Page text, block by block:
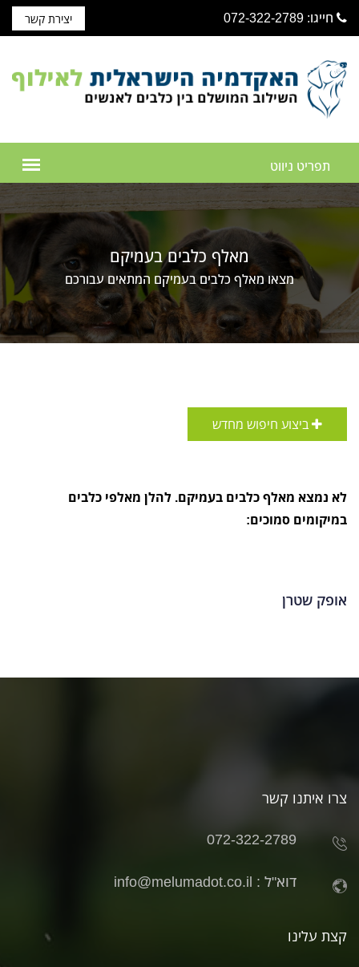
חייגו: 072-322-2789 יצירת קשר
מאלף כלבים בעמיקם
מצאו מאלף כלבים בעמיקם המתאים עבורכם
ביצוע חיפוש מחדש
לא נמצא מאלף כלבים בעמיקם. להלן מאלפי כלבים
במיקומים סמוכים:
אופק שטרן
צרו איתנו קשר
072-322-2789
דוא"ל : info@melumadot.co.il
קצת עלינו